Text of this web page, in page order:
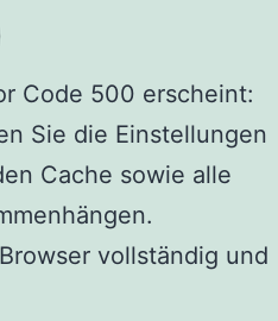
Code 500 erscheint:
Sie die Einstellungen
Cache sowie alle
vollständig und